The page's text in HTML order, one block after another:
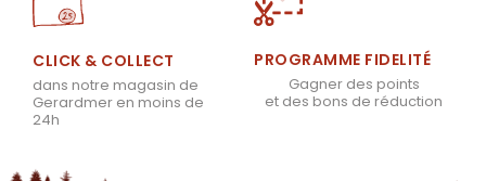
CLICK & COLLECT
dans notre magasin de
Gerardmer en moins de
24h
PROGRAMME FIDELITÉ
Gagner des points
et des bons de réduction